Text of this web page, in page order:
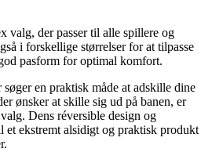
valg, der passer til alle spillere og
i forskellige størrelser for at tilpasse
pasform for optimal komfort.
en praktisk måde at adskille dine
ønsker at skille sig ud på banen, er
Dens réversible design og
et ekstremt alsidigt og praktisk produkt